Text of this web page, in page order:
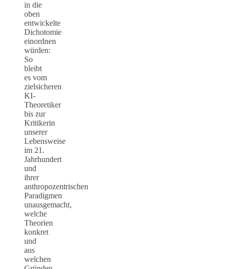
in die
oben
entwickelte
Dichotomie
einordnen
würden:
So
bleibt
es vom
zielsicheren
KI-
Theoretiker
bis zur
Kritikerin
unserer
Lebensweise
im 21.
Jahrhundert
und
ihrer
anthropozentrischen
Paradigmen
unausgemacht,
welche
Theorien
konkret
und
aus
welchen